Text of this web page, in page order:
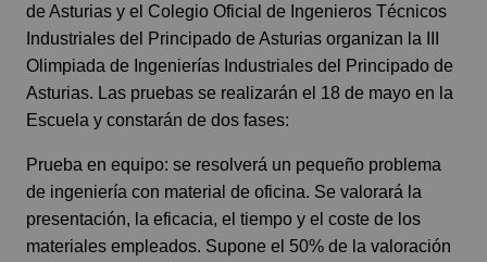
de Asturias y el Colegio Oficial de Ingenieros Técnicos
Industriales del Principado de Asturias organizan la III
Olimpiada de Ingenierías Industriales del Principado de
Asturias. Las pruebas se realizarán el 18 de mayo en la
Escuela y constarán de dos fases:
Prueba en equipo: se resolverá un pequeño problema
de ingeniería con material de oficina. Se valorará la
presentación, la eficacia, el tiempo y el coste de los
materiales empleados. Supone el 50% de la valoración